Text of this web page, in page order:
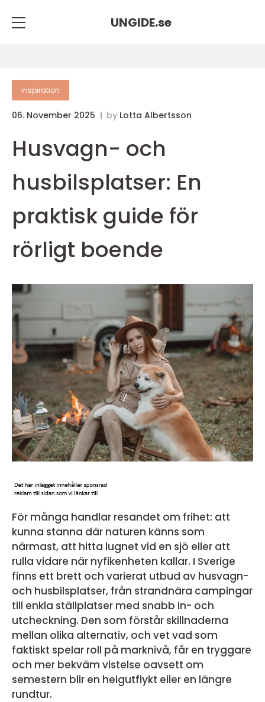
UNGIDE.se
inspiration
06. November 2025 by Lotta Albertsson
Husvagn- och
husbilsplatser: En
praktisk guide för
rörligt boende
För många handlar resandet om frihet: att
kunna stanna där naturen känns som
närmast, att hitta lugnet vid en sjö eller att
rulla vidare när nyfikenheten kallar. I Sverige
finns ett brett och varierat utbud av husvagn-
och husbilsplatser, från strandnära campingar
till enkla ställplatser med snabb in- och
utcheckning. Den som förstår skillnaderna
mellan olika alternativ, och vet vad som
faktiskt spelar roll på marknivå, får en tryggare
och mer bekväm vistelse oavsett om
semestern blir en helgutflykt eller en längre
rundtur.